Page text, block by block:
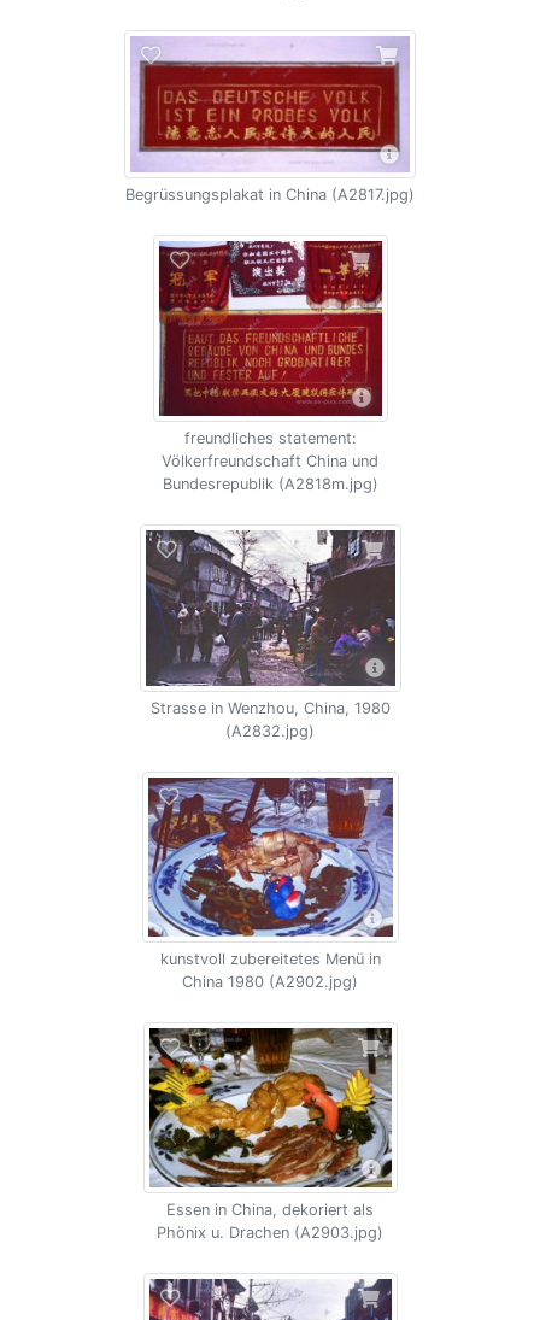
Begrüssungsplakat in China (A2817.jpg)
freundliches statement:
Völkerfreundschaft China und
Bundesrepublik (A2818m.jpg)
Strasse in Wenzhou, China, 1980
(A2832.jpg)
kunstvoll zubereitetes Menü in
China 1980 (A2902.jpg)
Essen in China, dekoriert als
Phönix u. Drachen (A2903.jpg)